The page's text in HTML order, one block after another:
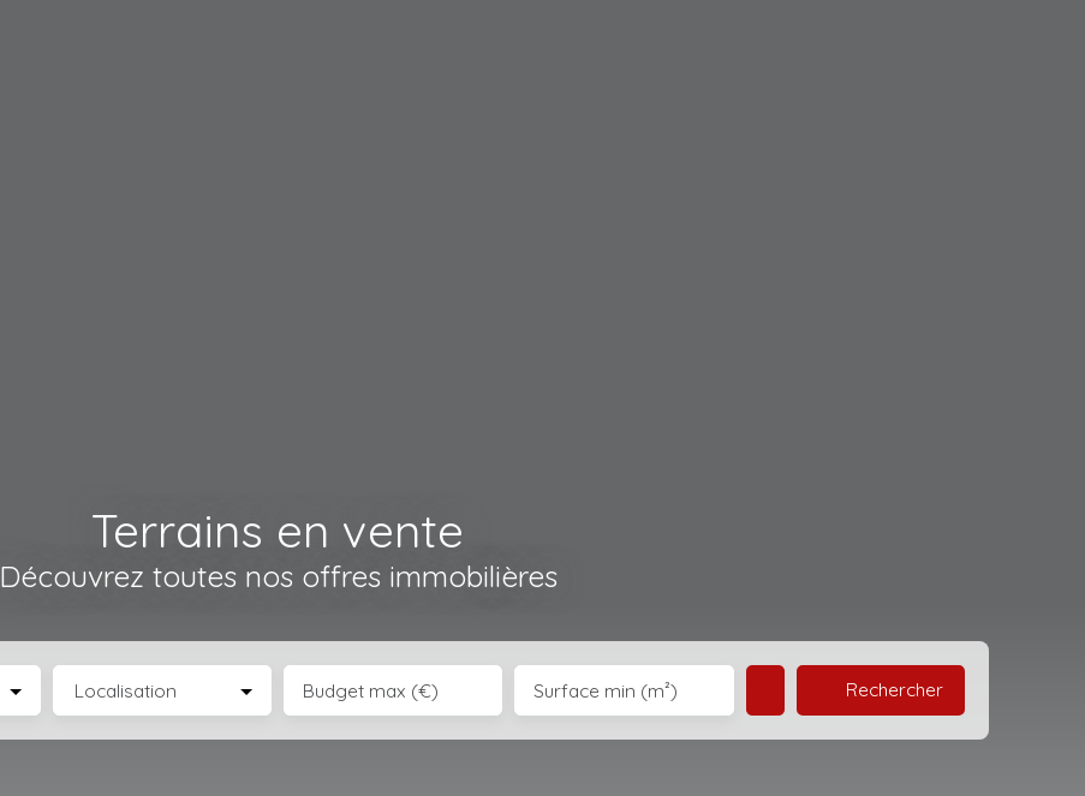
Terrains en vente
Découvrez toutes nos offres immobilières
Localisation Budget max (€) Surface min (m²) Rechercher